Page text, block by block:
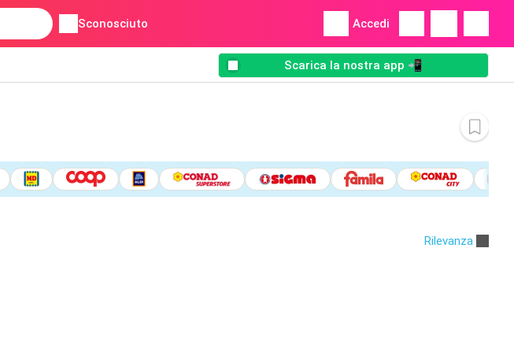
Sconosciuto Accedi
Scarica la nostra app 📲
Rilevanza